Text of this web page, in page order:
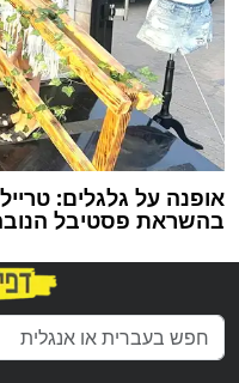
אופנה על גלגלים:
בהשראת פסטיבל